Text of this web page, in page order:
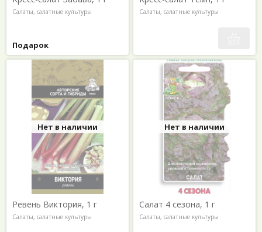
Салаты, салатные культуры
Подарок
Салаты, салатные культуры
Нет в наличии
Ревень Виктория, 1 г
Салаты, салатные культуры
Нет в наличии
Салат 4 сезона, 1 г
Салаты, салатные культуры